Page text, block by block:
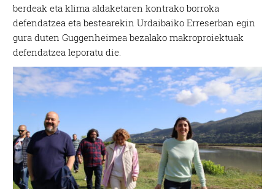
berdeak eta klima aldaketaren kontrako borroka
defendatzea eta bestearekin Urdaibaiko Erreserban egin
gura duten Guggenheimea bezalako makroproiektuak
defendatzea leporatu die.